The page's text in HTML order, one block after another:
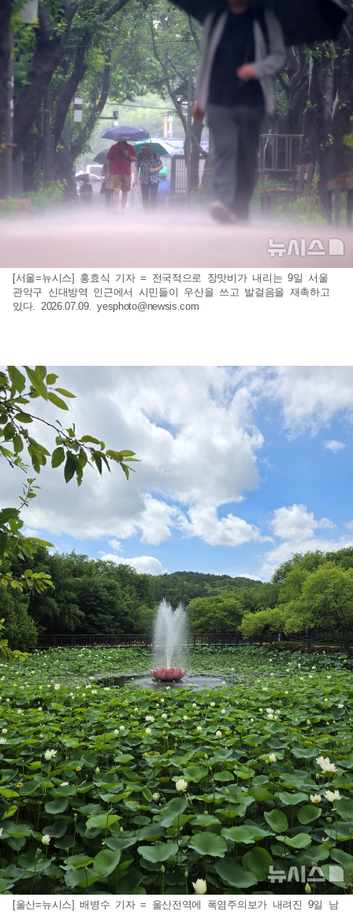
[서울=뉴시스] 홍효식 기자 = 전국적으로 장맛비가 내리는 9일 서울
관악구 신대방역 인근에서 시민들이 우산을 쓰고 발걸음을 재촉하고
있다. 2026.07.09.yesphoto@newsis.com
[울산=뉴시스] 배병수 기자 = 울산전역에 폭염주의보가 내려진 9일 남